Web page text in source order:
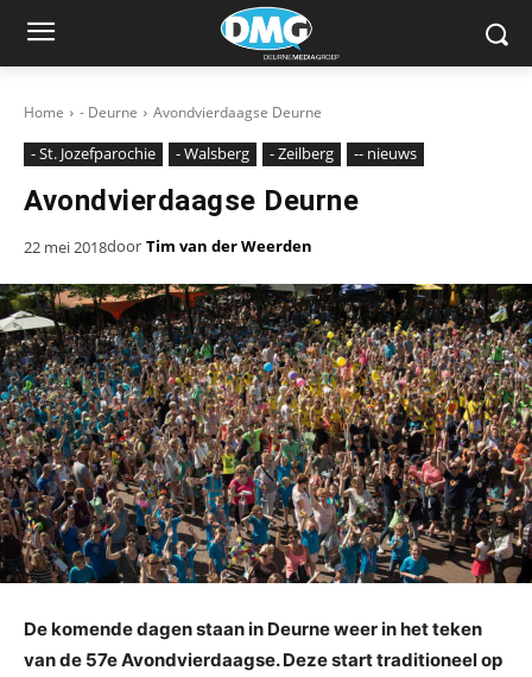
Home - Deurne Avondvierdaagse Deurne
- St. Jozefparochie - Walsberg - Zeilberg -- nieuws
Avondvierdaagse Deurne
22 mei 2018door Tim van der Weerden
De komende dagen staan in Deurne weer in het teken
van de 57e Avondvierdaagse. Deze start traditioneel op